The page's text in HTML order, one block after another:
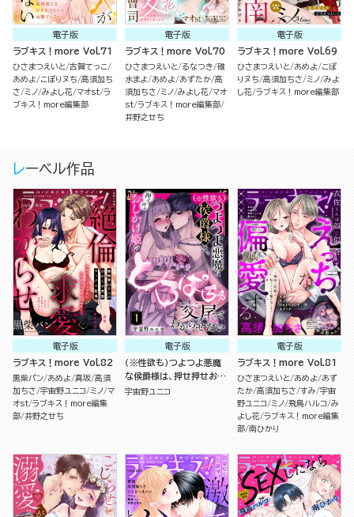
電子版
ラブキス！more Vol.71
ひさまつえいと 古賀てっこ
あめよ
こぽりヌち 高須加ち
さ ミノ みよし花 マオst ラ
ブキス！more編集部
電子版
ラブキス！more Vol.70
ひさまつえいと るなつき 碓
水まよ
あめよ あずたか 高
須加ちさ ミノ みよし花 マオ
st ラブキス！more編集部
井野之せち
電子版
ラブキス！more Vol.69
ひさまつえいと あめよ
こぽ
りヌち 高須加ちさ ミノ みよ
し花 ラブキス！more編集部
レーベル作品
電子版
ラブキス！more Vol.82
黒柴パン あめよ 真坂 高須
加ちさ 宇宙野ユニコ ミノ マ
オst ラブキス！more編集
部 井野之せち
電子版
（※性欲も）つよつよ悪魔
な侯爵様は、押せ押せおし
かけ姫をとろぱちゅ交尾で
宇宙野ユニコ
電子版
ラブキス！more Vol.81
ひさまつえいと あめよ
あず
たか 高須加ちさ すみ 宇宙
野ユニコ ミノ 飛鳥ハルコ み
よし花 ラブキス！more編集
部 南ひかり